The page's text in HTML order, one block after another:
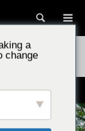
搜尋
受地中海料理與絕
a
change